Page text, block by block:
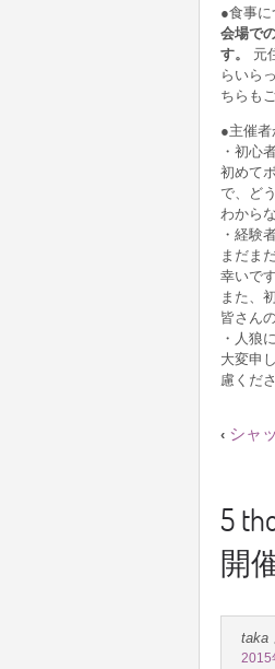
●食事に
会場で
す。
元
らいら
ちらも
●主催
・初心
初めて
で、ど
わから
・経験
まだま
幸いで
また、
皆さん
・人狼
大変申
慮くだ
‹ シャ
5
開
taka
2015